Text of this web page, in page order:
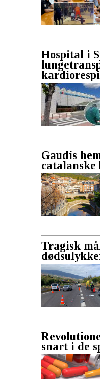
Hospital i
Gaudís
catalanske
Tragisk
snart i de